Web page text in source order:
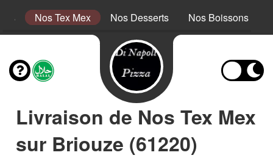
Nos Tex Mex Nos Desserts Nos Boissons
Livraison de Nos Tex Mex
sur Briouze (61220)